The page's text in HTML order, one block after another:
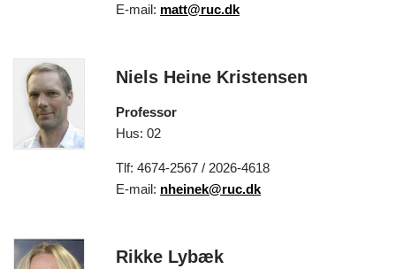
E-mail: matt@ruc.dk
Niels Heine Kristensen
Professor
Hus: 02
Tlf: 4674-2567 / 2026-4618
E-mail: nheinek@ruc.dk
Rikke Lybæk